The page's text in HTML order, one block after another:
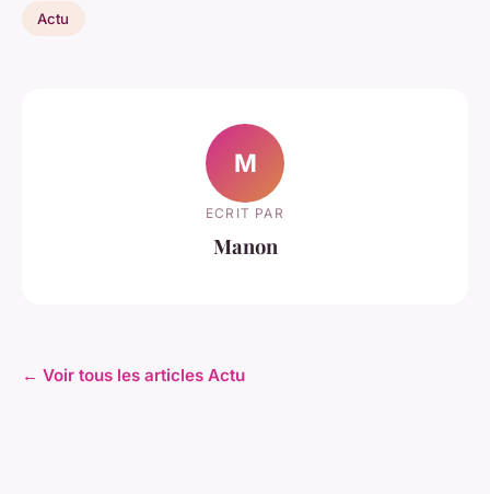
Actu
M
ECRIT PAR
Manon
← Voir tous les articles Actu